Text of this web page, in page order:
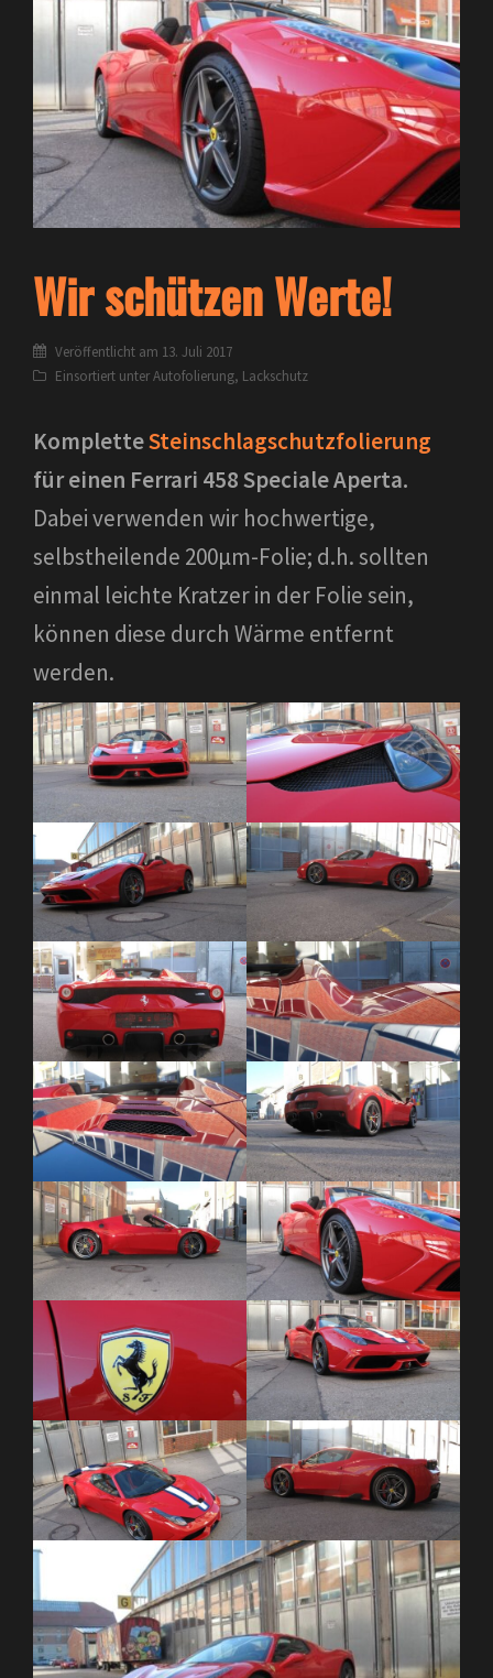
Wir schützen Werte!
Veröffentlicht am 13. Juli 2017
Einsortiert unterAutofolierung, Lackschutz
KompletteSteinschlagschutzfolierung
für einen Ferrari 458 Speciale Aperta.
Dabei verwenden wir hochwertige,
selbstheilende 200µm-Folie; d.h. sollten
einmal leichte Kratzer in der Folie sein,
können diese durch Wärme entfernt
werden.